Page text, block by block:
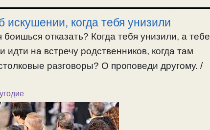
когда тебя унизили
боишься отказать? Когда тебя унизили, а тебе
идти на встречу родственников, когда там
разговоры? О проповеди другому. /